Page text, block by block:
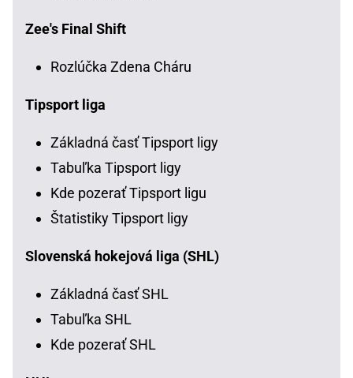
Zee's Final Shift
Rozlúčka Zdena Cháru
Tipsport liga
Základná časť Tipsport ligy
Tabuľka Tipsport ligy
Kde pozerať Tipsport ligu
Štatistiky Tipsport ligy
Slovenská hokejová liga (SHL)
Základná časť SHL
Tabuľka SHL
Kde pozerať SHL